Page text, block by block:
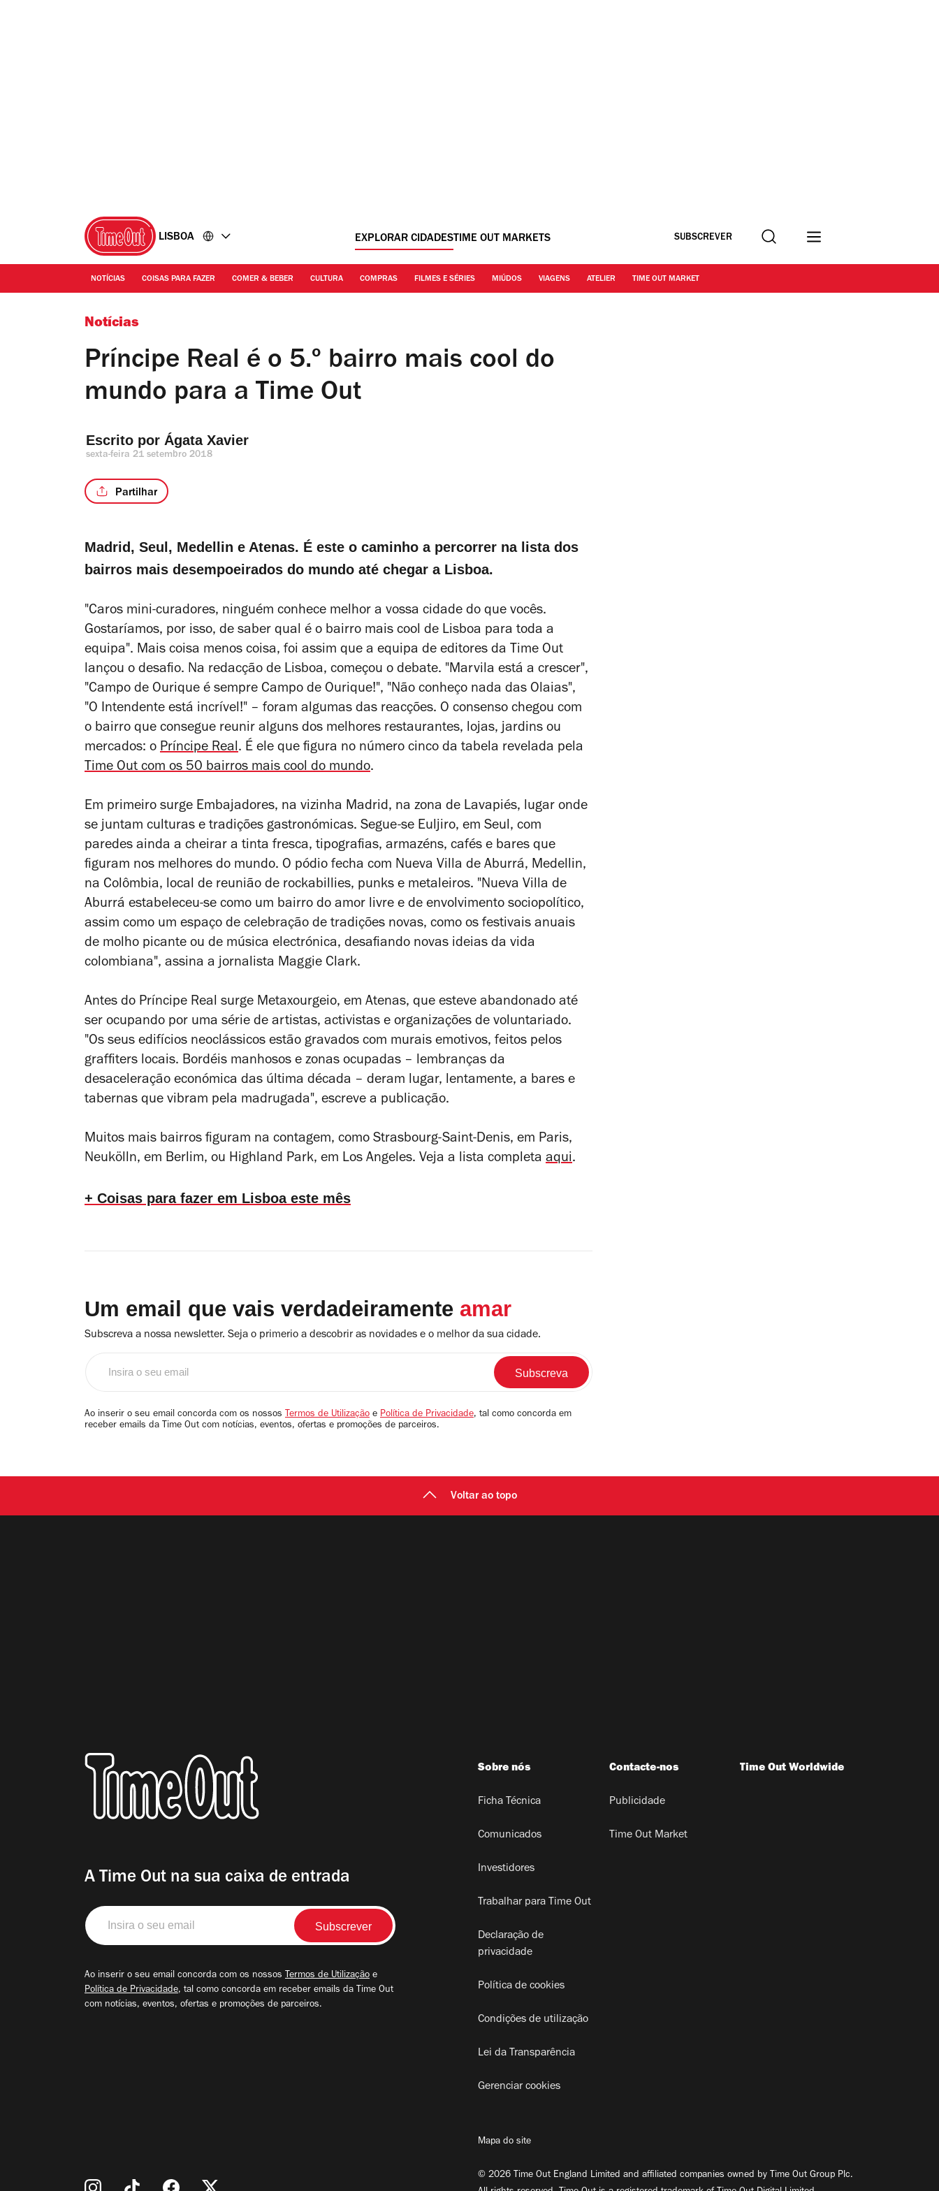
LISBOA EXPLORAR CIDADESTIME OUT MARKETS SUBSCREVER Procurar
NOTÍCIAS COISAS PARA FAZER COMER & BEBER CULTURA COMPRAS FILMES E SÉRIES MIÚDOS VIAGENS ATELIER TIME OUT MARKET
Notícias
Príncipe Real é o 5.º bairro mais cool do
mundo para a Time Out
Escrito por Ágata Xavier
sexta-feira 21 setembro 2018
Partilhar
Madrid, Seul, Medellin e Atenas. É este o caminho a percorrer na lista dos
bairros mais desempoeirados do mundo até chegar a Lisboa.
"Caros mini-curadores, ninguém conhece melhor a vossa cidade do que vocês.
Gostaríamos, por isso, de saber qual é o bairro mais cool de Lisboa para toda a
equipa". Mais coisa menos coisa, foi assim que a equipa de editores da Time Out
lançou o desafio. Na redacção de Lisboa, começou o debate. "Marvila está a crescer",
"Campo de Ourique é sempre Campo de Ourique!", "Não conheço nada das Olaias",
"O Intendente está incrível!" – foram algumas das reacções. O consenso chegou com
o bairro que consegue reunir alguns dos melhores restaurantes, lojas, jardins ou
mercados: o Príncipe Real. É ele que figura no número cinco da tabela revelada pela
Time Out com os 50 bairros maiscooldo mundo.
Em primeiro surge Embajadores, na vizinha Madrid, na zona de Lavapiés, lugar onde
se juntam culturas e tradições gastronómicas. Segue-se Euljiro, em Seul, com
paredes ainda a cheirar a tinta fresca, tipografias, armazéns, cafés e bares que
figuram nos melhores do mundo. O pódio fecha com Nueva Villa de Aburrá, Medellin,
na Colômbia, local de reunião de rockabillies, punks e metaleiros. "Nueva Villa de
Aburrá estabeleceu-se como um bairro do amor livre e de envolvimento sociopolítico,
assim como um espaço de celebração de tradições novas, como os festivais anuais
de molho picante ou de música electrónica, desafiando novas ideias da vida
colombiana", assina a jornalista Maggie Clark.
Antes do Príncipe Real surge Metaxourgeio, em Atenas, que esteve abandonado até
ser ocupando por uma série de artistas, activistas e organizações de voluntariado.
"Os seus edifícios neoclássicos estão gravados com murais emotivos, feitos pelos
graffiters locais. Bordéis manhosos e zonas ocupadas – lembranças da
desaceleração económica das última década – deram lugar, lentamente, a bares e
tabernas que vibram pela madrugada", escreve a publicação.
Muitos mais bairros figuram na contagem, como Strasbourg-Saint-Denis, em Paris,
Neukölln, em Berlim, ou Highland Park, em Los Angeles. Veja a lista completa aqui.
+ Coisas para fazer em Lisboa este mês
Um email que vais verdadeiramente amar
Subscreva a nossa newsletter. Seja o primerio a descobrir as novidades e o melhor da sua cidade.
email
Ao inserir o seu email concorda com os nossos Termos de Utilização e Política de Privacidade, tal como concorda em
receber emails da Time Out com notícias, eventos, ofertas e promoções de parceiros.
Voltar ao topo
A Time Out na sua caixa de entrada
Insira
o
seu
Ao inserir o seu email concorda com os nossos Termos de Utilização e
Política de Privacidade, tal como concorda em receber emails da Time Out
com notícias, eventos, ofertas e promoções de parceiros.
Sobre nós
Ficha Técnica
Comunicados
Investidores
Trabalhar para Time Out
Declaração de
privacidade
Política de cookies
Condições de utilização
Lei da Transparência
Gerenciar cookies
Contacte-nos
Publicidade
Time Out Market
Time Out Worldwide
Mapa do site
© 2026 Time Out England Limited and affiliated companies owned by Time Out Group Plc.